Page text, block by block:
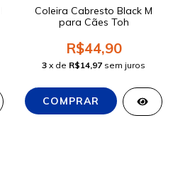
Coleira Cabresto Black M
para Cães Toh
R$44,90
3 x de R$14,97 sem juros